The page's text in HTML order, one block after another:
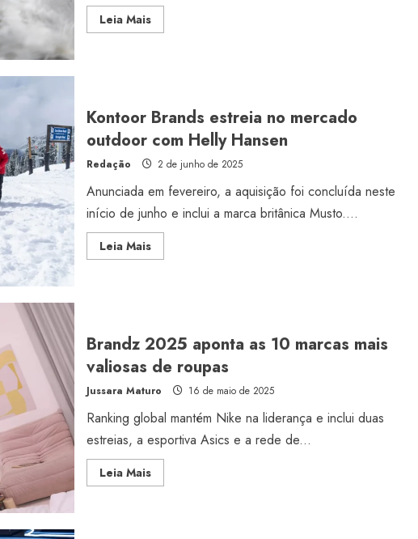
Leia MaisRead
more
com
selo
Circularity
Kontoor Brands estreia no mercado
outdoor com Helly Hansen
Redação 2 de junho de 2025
Anunciada em fevereiro, a aquisição foi concluída neste
início de junho e inclui a marca britânica Musto....
Leia MaisRead
more
outdoor
com
Helly
Hansen
Brandz 2025 aponta as 10 marcas mais
valiosas de roupas
Jussara Maturo 16 de maio de 2025
Ranking global mantém Nike na liderança e inclui duas
estreias, a esportiva Asics e a rede de...
Leia MaisRead
more